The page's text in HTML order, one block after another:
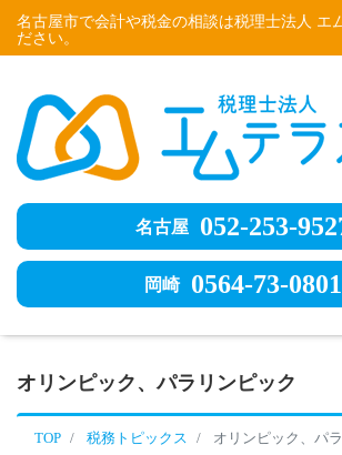
名古屋市で会計や税金の相談は税理士法人 エ
ださい。
名古屋 052-253-
岡崎 0564-73-0801
オリンピック、パラリンピック
TOP 税務トピックス オリンピック、パ